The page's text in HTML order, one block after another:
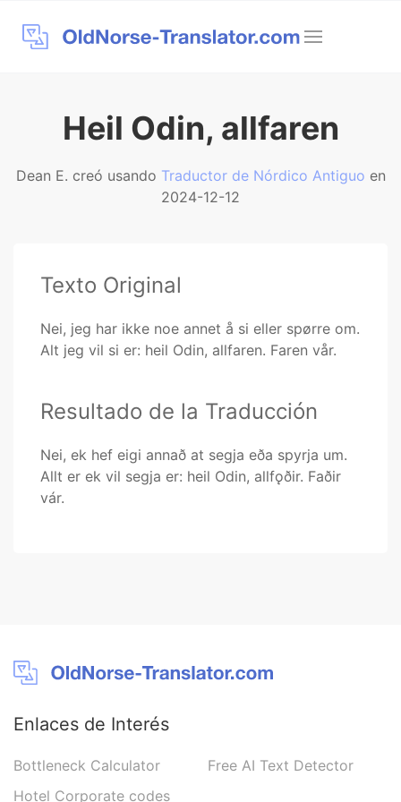
Heil Odin, allfaren
Dean E. creó usando Traductor de Nórdico Antiguo en
2024-12-12
Texto Original
Nei, jeg har ikke noe annet å si eller spørre om.
Alt jeg vil si er: heil Odin, allfaren. Faren vår.
Resultado de la Traducción
Nei, ek hef eigi annað at segja eða spyrja um.
Allt er ek vil segja er: heil Odin, allfǫðir. Faðir
vár.
Enlaces de Interés
Bottleneck Calculator
Hotel Corporate codes
Free AI Text Detector